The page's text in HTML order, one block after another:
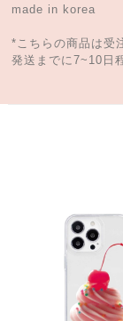
made in korea
*こちらの商品は受
発送までに7~10日